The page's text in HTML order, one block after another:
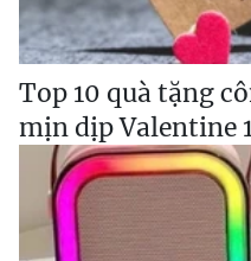
Top 10 quà tặng
mịn dịp Valentine